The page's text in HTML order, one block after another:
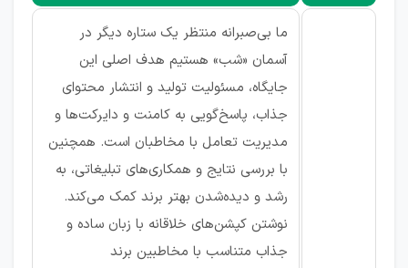
ما بی‌صبرانه منتظر یک ستاره دیگر در
آسمان «شب» هستیم هدف اصلی این
جایگاه، مسئولیت تولید و انتشار محتوای
جذاب، پاسخ‌گویی به کامنت و دایرکت‌ها و
مدیریت تعامل با مخاطبان است. همچنین
با بررسی نتایج و همکاری‌های تبلیغاتی، به
رشد و دیده‌شدن بهتر برند کمک می‌کند.
نوشتن کپشن‌های خلاقانه با زبان ساده و
جذاب متناسب با مخاطبین برند